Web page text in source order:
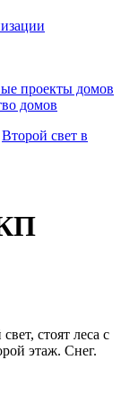
проекты домов
домов
Второй свет в
стоят леса с
этаж. Снег.